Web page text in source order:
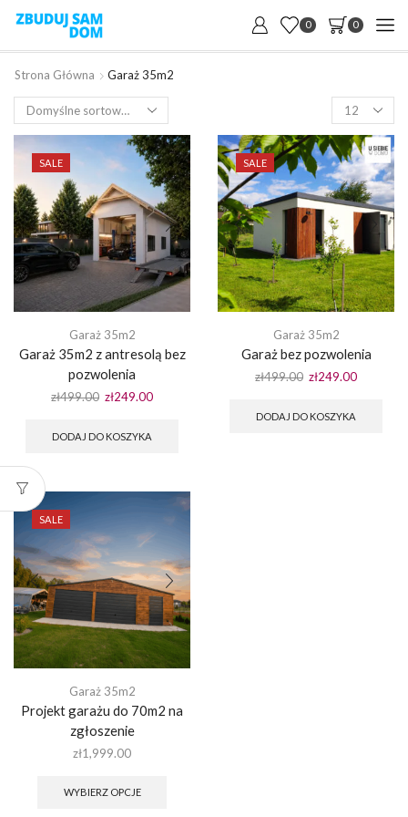
0 0
Strona Główna
Garaż 35m2
Products
per
page
SALE
Garaż 35m2
Garaż 35m2 z antresolą bez
pozwolenia
zł499.00 Pierwotna
wynosiła:
zł249.00Aktualna
DODAJ DO KOSZYKA
SALE
Garaż 35m2
Garaż bez pozwolenia
zł499.00 Pierwotna
wynosiła:
zł249.00Aktualna
DODAJ DO KOSZYKA
SALE
Garaż 35m2
Projekt garażu do 70m2 na
zgłoszenie
zł1,999.00
WYBIERZ OPCJE